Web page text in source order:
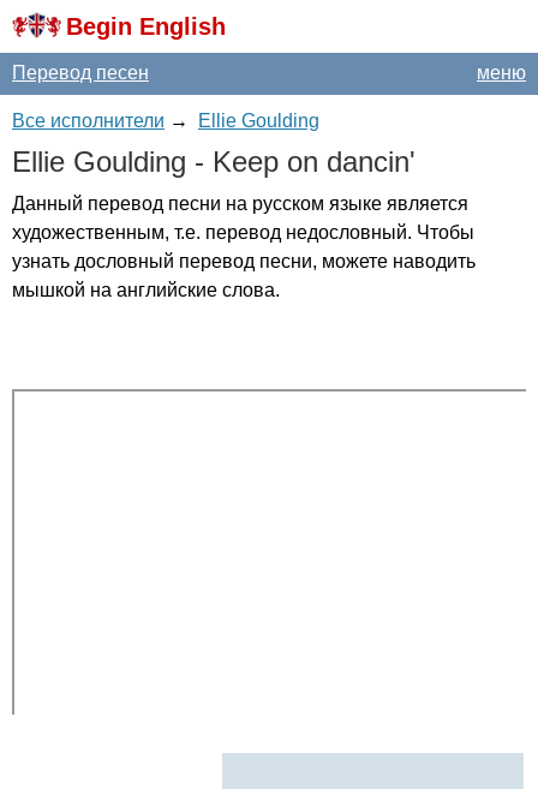
Begin English
меню
Перевод песен
Все исполнители → Ellie Goulding
Ellie Goulding - Keep on dancin'
Данный перевод песни на русском языке является
художественным, т.е. перевод недословный. Чтобы
узнать дословный перевод песни, можете наводить
мышкой на английские слова.